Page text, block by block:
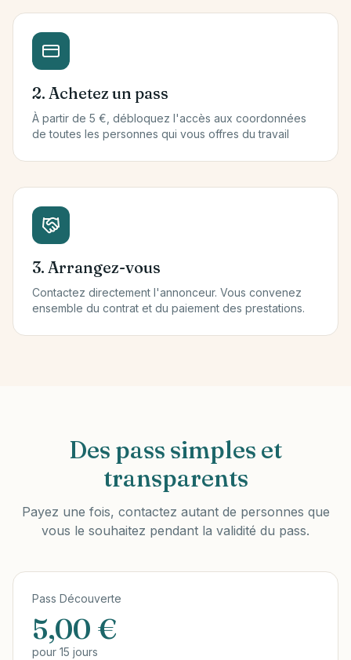
2. Achetez un pass
À partir de 5 €, débloquez l'accès aux coordonnées
de toutes les personnes qui vous offres du travail
3. Arrangez-vous
Contactez directement l'annonceur. Vous convenez
ensemble du contrat et du paiement des prestations.
Des pass simples et
transparents
Payez une fois, contactez autant de personnes que
vous le souhaitez pendant la validité du pass.
Pass Découverte
5,00 €
pour 15 jours